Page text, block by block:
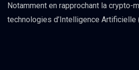
Notamment en rapprochant la crypto-
technologies d’Intelligence Artificielle